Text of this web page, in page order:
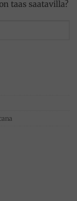
taas saatavilla?